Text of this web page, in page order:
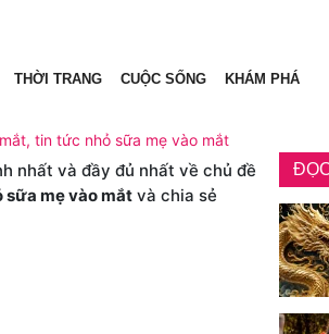
THỜI TRANG CUỘC SỐNG KHÁM PHÁ
tin tức nhỏ sữa mẹ vào mắt
nhất và đầy đủ nhất về chủ đề
sữa mẹ vào mắt và chia sẻ